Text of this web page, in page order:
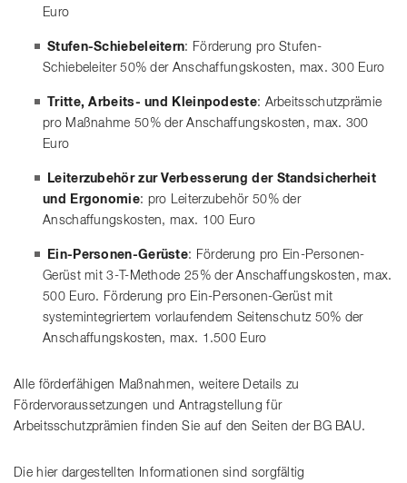
Euro
Stufen-Schiebeleitern: Förderung pro Stufen-
Schiebeleiter 50% der Anschaffungskosten, max. 300 Euro
Tritte, Arbeits- und Kleinpodeste: Arbeitsschutzprämie
pro Maßnahme 50% der Anschaffungskosten, max. 300
Euro
Leiterzubehör zur Verbesserung der Standsicherheit
und Ergonomie: pro Leiterzubehör 50% der
Anschaffungskosten, max. 100 Euro
Ein-Personen-Gerüste: Förderung pro Ein-Personen-
Gerüst mit 3-T-Methode 25% der Anschaffungskosten, max.
500 Euro. Förderung pro Ein-Personen-Gerüst mit
systemintegriertem vorlaufendem Seitenschutz 50% der
Anschaffungskosten, max. 1.500 Euro
Alle förderfähigen Maßnahmen, weitere Details zu
Fördervoraussetzungen und Antragstellung für
Arbeitsschutzprämien finden Sie auf den Seiten der BG BAU.
Die hier dargestellten Informationen sind sorgfältig